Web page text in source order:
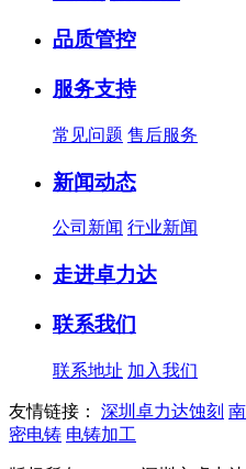
品质管控
服务支持
常见问题 售后服务
新闻动态
公司新闻 行业新闻
走进卓力达
联系我们
联系地址 加入我们
友情链接： 深圳卓力达蚀刻
密电铸 电铸加工